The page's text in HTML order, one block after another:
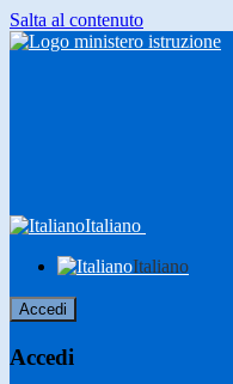
Salta al contenuto
Italiano
Italiano
Accedi
Accedi